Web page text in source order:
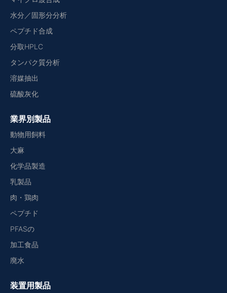
水分／固形分分析
ペプチド合成
分取HPLC
タンパク質分析
溶媒抽出
硫酸灰化
業界別製品
動物用飼料
大麻
化学品製造
乳製品
肉・鶏肉
ペプチド
PFASの
加工食品
廃水
装置用製品